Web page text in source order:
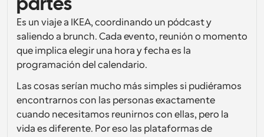
impulsadas por IA
Flujos de trabajo
Automatiza la programación y los recordatorios
Blog
Mantente al día con las últimas noticias y
Reuniones Instantáneas
Reúnete con clientes en minutos
partes
Es un viaje a IKEA, coordinando un pódcast y
saliendo a brunch. Cada evento, reunión o momento
que implica elegir una hora y fecha es la
programación del calendario.
Las cosas serían mucho más simples si pudiéramos
encontrarnos con las personas exactamente
cuando necesitamos reunirnos con ellas, pero la
vida es diferente. Por eso las plataformas de